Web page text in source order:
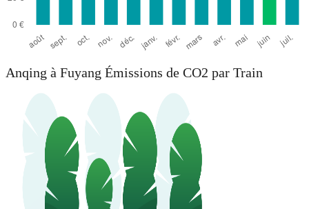
Anqing à Fuyang Émissions de CO2 par Train